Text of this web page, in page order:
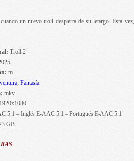
un nuevo troll despierta de su letargo. Esta vez,
Troll 2
m
, Fantasía
mkv
1920x1080
5.1 – Inglés E-AAC 5.1 – Portugués E-AAC 5.1
GB